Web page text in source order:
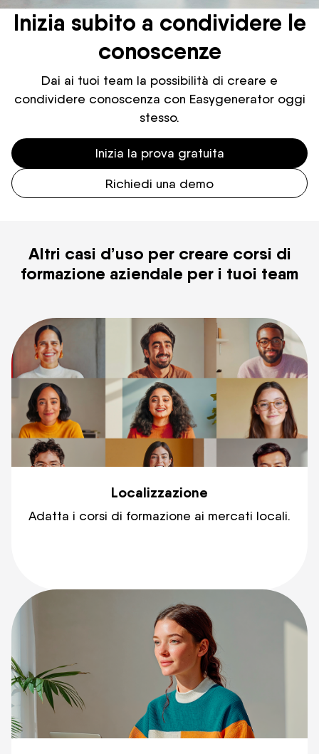
Inizia subito a condividere le
conoscenze
Dai ai tuoi team la possibilità di creare e
condividere conoscenza con Easygenerator oggi
stesso.
Inizia la prova gratuita
Richiedi una demo
Altri casi d’uso per creare corsi di
formazione aziendale per i tuoi team
Localizzazione
Adatta i corsi di formazione ai mercati locali.